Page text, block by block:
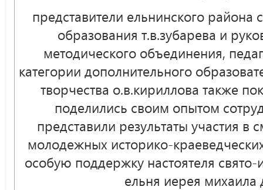
представители ельнинского
образования т.в.зубарева и
методического объединения,
категории дополнительного
творчества о.в.кириллова также
поделились своим опытом
представили результаты участия в
молодежных историко-
особую поддержку настоятеля
ельня иерея михаила